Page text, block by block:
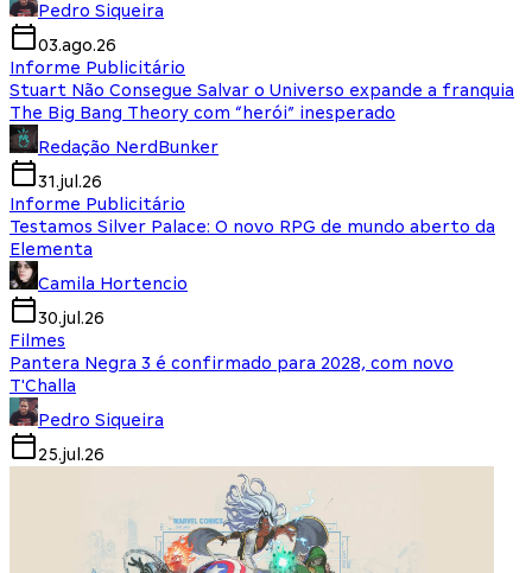
Pedro Siqueira
03.ago.26
Informe Publicitário
Stuart Não Consegue Salvar o Universo expande a franquia
The Big Bang Theory com “herói” inesperado
Redação NerdBunker
31.jul.26
Informe Publicitário
Testamos Silver Palace: O novo RPG de mundo aberto da
Elementa
Camila Hortencio
30.jul.26
Filmes
Pantera Negra 3 é confirmado para 2028, com novo
T'Challa
Pedro Siqueira
25.jul.26